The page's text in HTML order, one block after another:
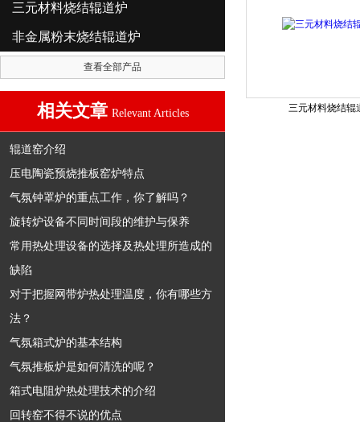
三元材料烧结辊道炉
非金属粉末烧结辊道炉
查看全部产品
相关文章 Relevant Articles
辊道窑介绍
压电陶瓷预烧推板窑炉特点
气氛钟罩炉的重点工作，你了解吗？
旋转炉设备不同时间段的维护与保养
常用热处理设备的选择及热处理所造成的
缺陷
对于把握网带炉热处理温度，你有哪些方
法？
气氛箱式炉的基本结构
气氛推板炉是如何清洗的呢？
箱式电阻炉热处理技术的介绍
回转窑不得不说的优点
三元材料烧结辊